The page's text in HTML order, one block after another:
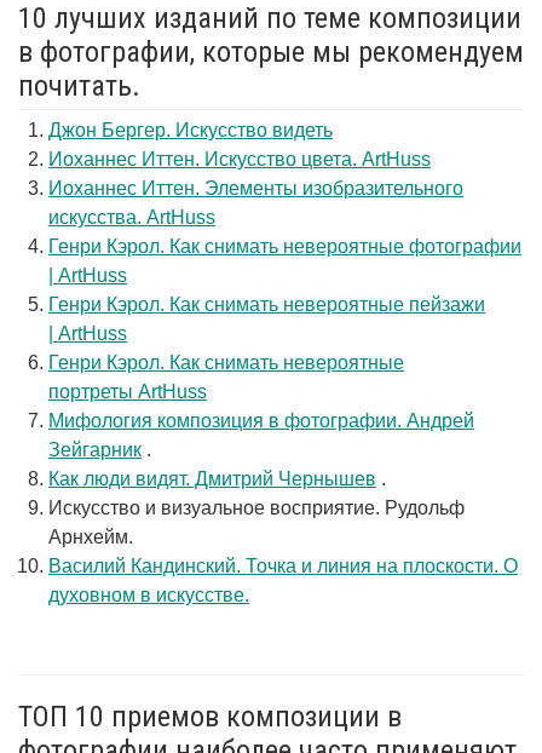
10 лучших изданий по теме композиции
в фотографии, которые мы рекомендуем
почитать.
Джон Бергер. Искусство видеть
Иоханнес Иттен. Искусство цвета. ArtHuss
Иоханнес Иттен. Элементы изобразительного
искусства. ArtHuss
Генри Кэрол. Как снимать невероятные фотографии
| ArtHuss
Генри Кэрол. Как снимать невероятные пейзажи
| ArtHuss
Генри Кэрол. Как снимать невероятные
портреты ArtHuss
Мифология композиция в фотографии. Андрей
Зейгарник .
Как люди видят. Дмитрий Чернышев .
Искусство и визуальное восприятие. Рудольф
Арнхейм.
Василий Кандинский. Точка и линия на плоскости. О
духовном в искусстве.
ТОП 10 приемов композиции в